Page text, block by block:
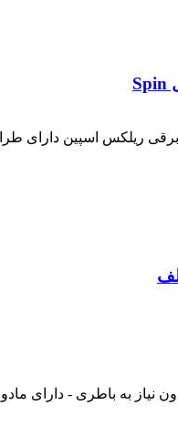
برقی ریلکس اسپین
به باطری - دارای